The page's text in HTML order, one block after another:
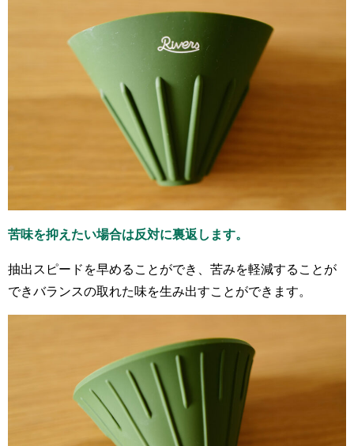
苦味を抑えたい場合は反対に裏返します。
抽出スピードを早めることができ、苦みを軽減することが
できバランスの取れた味を生み出すことができます。